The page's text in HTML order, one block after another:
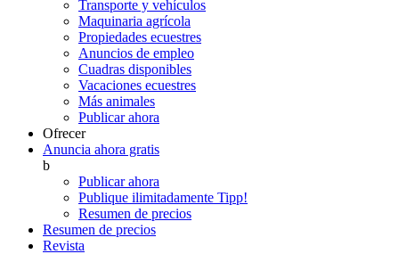
Transporte y vehículos
Maquinaria agrícola
Propiedades ecuestres
Anuncios de empleo
Cuadras disponibles
Vacaciones ecuestres
Más animales
Publicar ahora
Ofrecer
Anuncia ahora gratis
b
Publicar ahora
Publique ilimitadamente Tipp!
Resumen de precios
Resumen de precios
Revista